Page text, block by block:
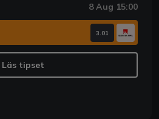
8 Aug 15:00
3.01
Läs tipset